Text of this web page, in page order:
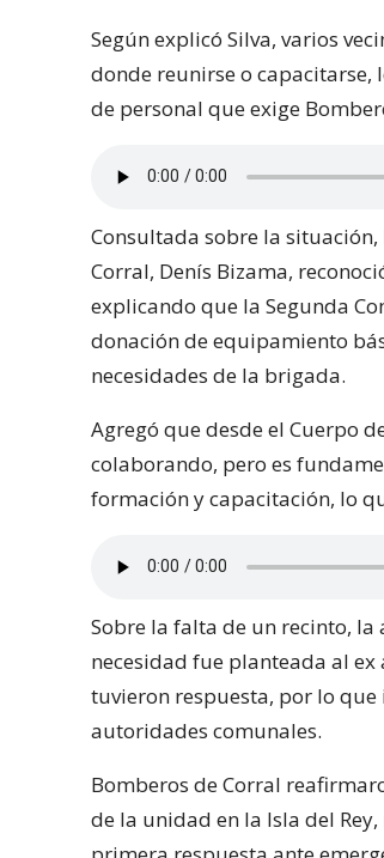
Según explicó Silva, varios
donde reunirse o
de personal que exige
Consultada sobre la
Corral, Denís Bizama,
explicando que la Segunda
donación de equipamiento
necesidades de la brigada.
Agregó que desde el Cuerpo
colaborando, pero es
formación y capacitación, lo
Sobre la falta de un recinto,
necesidad fue planteada al
tuvieron respuesta, por lo
autoridades comunales.
Bomberos de Corral
de la unidad en la Isla del